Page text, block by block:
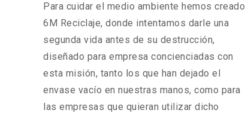
Para cuidar el medio ambiente hemos creado
6M Reciclaje, donde intentamos darle una
segunda vida antes de su destrucción,
diseñado para empresa concienciadas con
esta misión, tanto los que han dejado el
envase vacío en nuestras manos, como para
las empresas que quieran utilizar dicho